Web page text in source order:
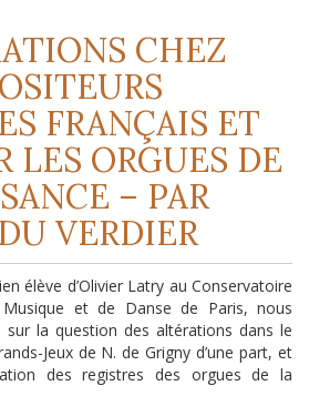
CHEZ
FRANÇAIS ET
LES ORGUES DE
– PAR
VERDIER
élève d’Olivier Latry au Conservatoire
et de Danse de Paris, nous
sur la question des altérations dans le
Jeux de N. de Grigny d’une part, et
des registres des orgues de la